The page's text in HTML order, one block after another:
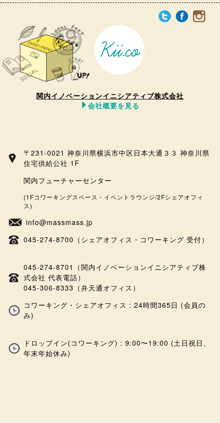
関内イノベーションイニシアティブ株式会社
会社概要を見る
〒231-0021 神奈川県横浜市中区日本大通３３ 神奈川県
住宅供給公社 1F
関内フューチャーセンター
(1Fコワーキングスペース・イベントラウンジ/2Fシェアオフィ
ス)
info@massmass.jp
045-274-8700（シェアオフィス・コワーキング 受付）
045-274-8701（関内イノベーションイニシアティブ株
式会社 代表電話）
045-306-8333（弁天通オフィス）
コワーキング・シェアオフィス : 24時間365日 (会員の
み)
ドロップイン(コワーキング) : 9:00〜19:00 (土日祝日、
年末年始休み)